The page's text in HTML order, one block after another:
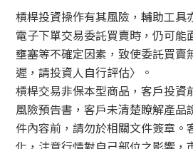
槓桿投資操作有其風險，輔助工具
電子下單交易委託買賣時，仍可能
壅塞等不確定因素，致使委託買賣
遲，請投資人自行評估〉。
槓桿交易非保本型商品，客戶投資
風險預告書，客戶未清楚瞭解產品
件內容前，請勿於相關文件簽章。